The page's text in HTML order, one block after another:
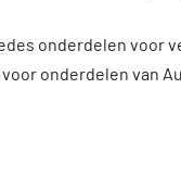
onderdelen voor
onderdelen van